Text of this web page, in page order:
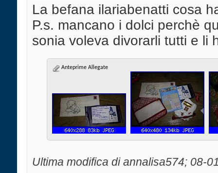
La befana ilariabenatti cosa
P.s. mancano i dolci perchè
sonia voleva divorarli tutti e li
Anteprime Allegate
Ultima modifica di annalisa574; 08-